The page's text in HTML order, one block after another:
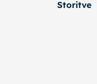
Storitve